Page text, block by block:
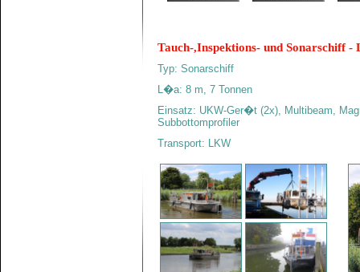
Tauch-,Inspektions- und Sonarschiff -
Typ: Sonarschiff
L�a: 8 m, 7 Tonnen
Einsatz: UKW-Ger�t (2x), Multibeam,
Subbottomprofiler
Transport: LKW